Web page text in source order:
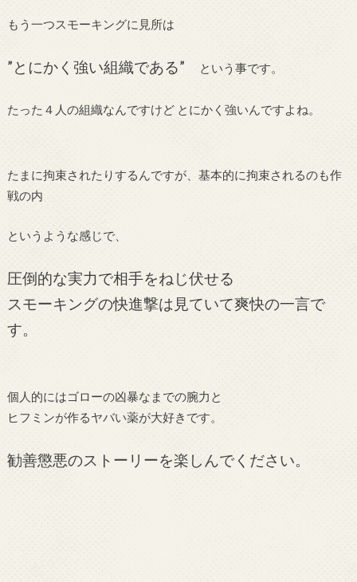
もう一つスモーキングに見所は
”とにかく強い組織である” という事です。
たった４人の組織なんですけど とにかく強いんですよね。
たまに拘束されたりするんですが、基本的に拘束されるのも作
戦の内
というような感じで、
圧倒的な実力で相手をねじ伏せる
スモーキングの快進撃は見ていて爽快の一言で
す。
個人的にはゴローの凶暴なまでの腕力と
ヒフミンが作るヤバい薬が大好きです。
勧善懲悪のストーリーを楽しんでください。